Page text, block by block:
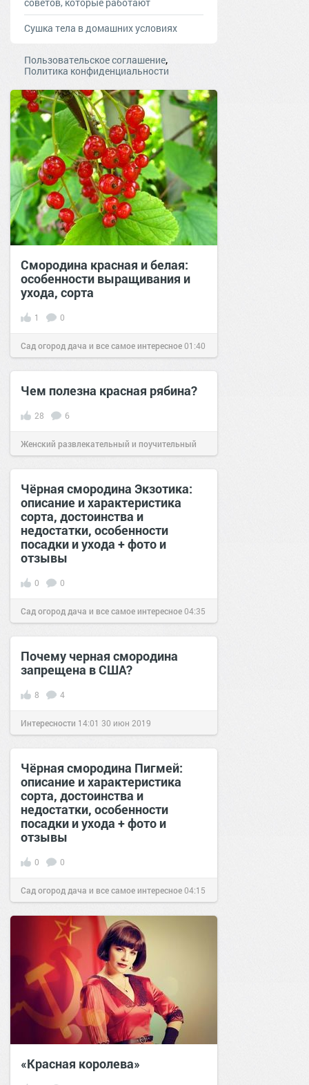
Сушка тела в домашних условиях
Пользовательское соглашение,
Политика конфиденциальности
Смородина красная и белая:
особенности выращивания и
ухода, сорта
1 0
Сад огород дача и все самое интересное01:40
01 апр 2016
Чем полезна красная рябина?
28 6
Женский развлекательный и поучительный
сайт. 11:1013 июн 2018
Чёрная смородина Экзотика:
описание и характеристика
сорта, достоинства и
недостатки, особенности
посадки и ухода + фото и
отзывы
0 0
Сад огород дача и все самое интересное04:35
25 дек 2016
Почему черная смородина
запрещена в США?
8 4
Интересности 14:01 30 июн 2019
Чёрная смородина Пигмей:
описание и характеристика
сорта, достоинства и
недостатки, особенности
посадки и ухода + фото и
отзывы
0 0
Сад огород дача и все самое интересное04:15
30 мар 2017
«Красная королева»